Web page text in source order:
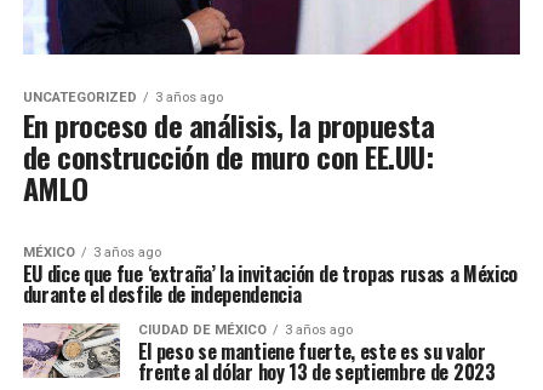
UNCATEGORIZED 3 años ago
En proceso de análisis, la propuesta
de construcción de muro con EE.UU:
AMLO
MÉXICO 3 años ago
EU dice que fue ‘extraña’ la invitación de tropas rusas a México
durante el desfile de independencia
CIUDAD DE MÉXICO 3 años ago
El peso se mantiene fuerte, este es su valor
frente al dólar hoy 13 de septiembre de 2023